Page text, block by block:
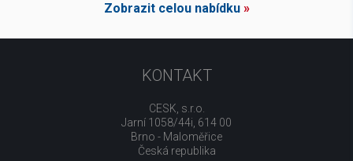
Zobrazit celou nabídku»
KONTAKT
CESK, s.r.o.
Jarní 1058/44i, 614 00
Brno - Maloměřice
Česká republika